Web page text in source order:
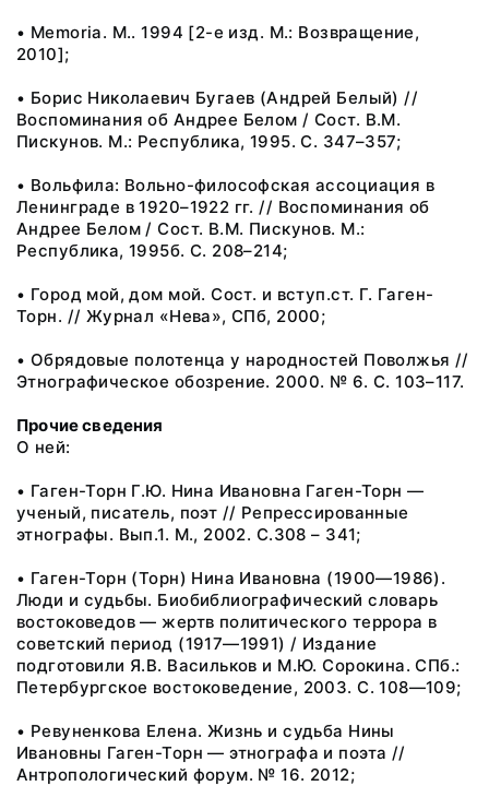
• Memoria. М.. 1994 [2-е изд. М.: Возвращение,
2010];
• Борис Николаевич Бугаев (Андрей Белый) //
Воспоминания об Андрее Белом / Сост. В.М.
Пискунов. М.: Республика, 1995. С. 347–357;
• Вольфила: Вольно-философская ассоциация в
Ленинграде в 1920–1922 гг. // Воспоминания об
Андрее Белом / Сост. В.М. Пискунов. М.:
Республика, 1995б. С. 208–214;
• Город мой, дом мой. Сост. и вступ.ст. Г. Гаген-
Торн. // Журнал «Нева», СПб, 2000;
• Обрядовые полотенца у народностей Поволжья //
Этнографическое обозрение. 2000. № 6. С. 103–117.
Прочие сведения
О ней:
• Гаген-Торн Г.Ю. Нина Ивановна Гаген-Торн —
ученый, писатель, поэт // Репрессированные
этнографы. Вып.1. М., 2002. С.308 – 341;
• Гаген-Торн (Торн) Нина Ивановна (1900—1986).
Люди и судьбы. Биобиблиографический словарь
востоковедов — жертв политического террора в
советский период (1917—1991) / Издание
подготовили Я.В. Васильков и М.Ю. Сорокина. СПб.:
Петербургское востоковедение, 2003. С. 108—109;
• Ревуненкова Елена. Жизнь и судьба Нины
Ивановны Гаген-Торн — этнографа и поэта //
Антропологический форум. № 16. 2012;